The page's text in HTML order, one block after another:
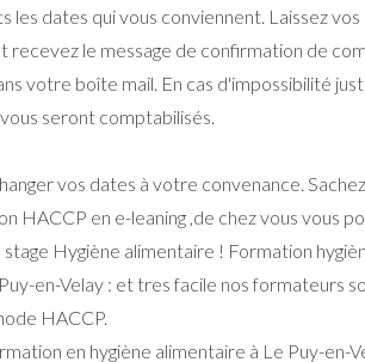
les dates qui vous conviennent. Laissez vos
recevez le message de confirmation de
votre boîte mail. En cas d'impossibilité
seront comptabilisés.
vos dates à votre convenance.
HACCP en e-leaning ,de chez vous vous
Hygiène alimentaire ! Formation
en-Velay : et tres facile nos formateurs
HACCP.
en hygiène alimentaire à Le Puy-en-